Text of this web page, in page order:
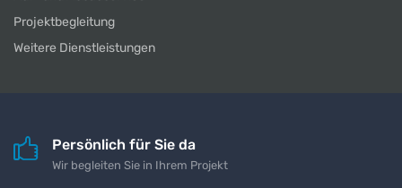
Projektbegleitung
Weitere Dienstleistungen
Persönlich für Sie da
Wir begleiten Sie in Ihrem Projekt